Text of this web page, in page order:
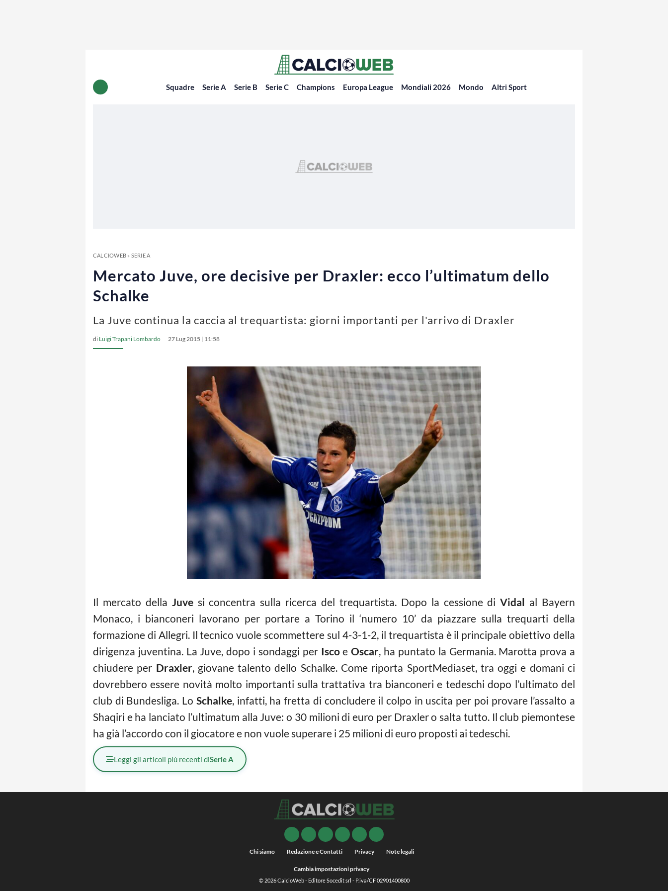
Squadre Serie A Serie B Serie C Champions Europa League Mondiali 2026 Mondo Altri Sport
CALCIOWEB» SERIE A
Mercato Juve, ore decisive per Draxler: ecco l’ultimatum dello
Schalke
La Juve continua la caccia al trequartista: giorni importanti per l'arrivo di Draxler
di Luigi Trapani Lombardo 27 Lug 2015 | 11:58
Il mercato della Juvesi concentra sulla ricerca del trequartista. Dopo la cessione diVidal al Bayern
Monaco, i bianconeri lavorano per portare a Torino il ‘numero 10’ da piazzare sulla trequarti della
formazione di Allegri. Il tecnico vuole scommettere sul 4-3-1-2, il trequartista è il principale obiettivo della
dirigenza juventina. La Juve, dopo i sondaggi per IscoeOscar, ha puntato la Germania. Marotta prova a
chiudere per Draxler, giovane talento dello Schalke. Come riporta SportMediaset, tra oggi e domani ci
dovrebbero essere novità molto importanti sulla trattativa tra bianconeri e tedeschi dopo l’ultimato del
club di Bundesliga. Lo Schalke, infatti, ha fretta di concludere il colpo in uscita per poi provare l’assalto a
Shaqiri e ha lanciato l’ultimatum alla Juve: o 30 milioni di euro per Draxler o salta tutto. Il club piemontese
ha già l’accordo con il giocatore e non vuole superare i 25 milioni di euro proposti ai tedeschi.
Leggi gli articoli più recenti diSerie A
Chi siamo Redazione e Contatti Privacy Note legali
Cambia impostazioni privacy
© 2026CalcioWeb- Editore Socedit srl - P.iva/CF 02901400800